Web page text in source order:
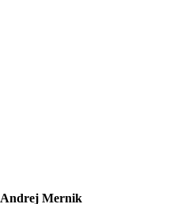
Andrej Mernik